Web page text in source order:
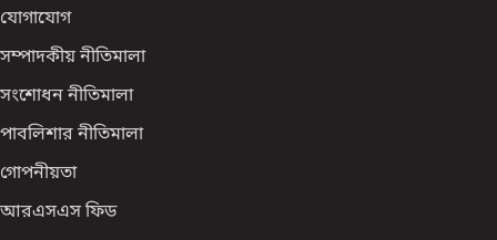
যোগাযোগ
সম্পাদকীয় নীতিমালা
সংশোধন নীতিমালা
পাবলিশার নীতিমালা
গোপনীয়তা
আরএসএস ফিড